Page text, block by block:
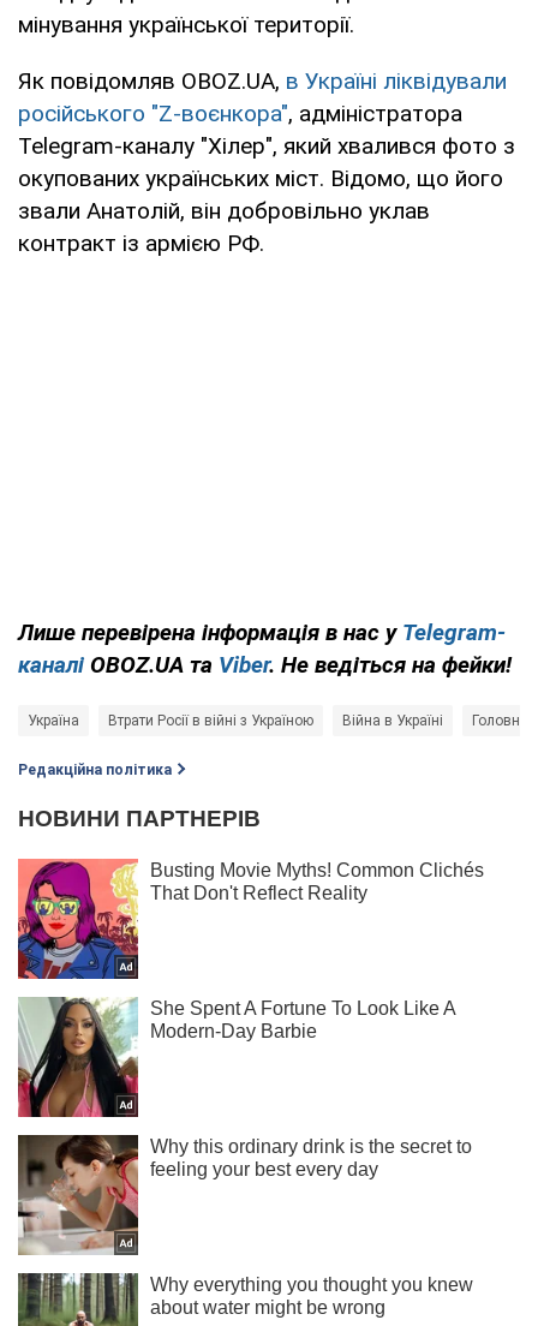
мінування української території.
Як повідомляв OBOZ.UA, в Україні ліквідували
російського "Z-воєнкора", адміністратора
Telegram-каналу "Хілер", який хвалився фото з
окупованих українських міст. Відомо, що його
звали Анатолій, він добровільно уклав
контракт із армією РФ.
Лише перевірена інформація в нас у Telegram-
каналі OBOZ.UA та Viber. Не ведіться на фейки!
Україна Втрати Росії в війні з Україною Війна в Україні Головне
Редакційна політика